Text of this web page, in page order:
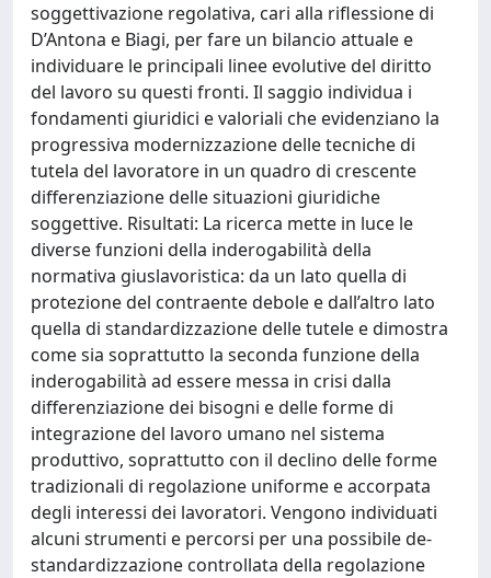
soggettivazione regolativa, cari alla riflessione di
D’Antona e Biagi, per fare un bilancio attuale e
individuare le principali linee evolutive del diritto
del lavoro su questi fronti. Il saggio individua i
fondamenti giuridici e valoriali che evidenziano la
progressiva modernizzazione delle tecniche di
tutela del lavoratore in un quadro di crescente
differenziazione delle situazioni giuridiche
soggettive. Risultati: La ricerca mette in luce le
diverse funzioni della inderogabilità della
normativa giuslavoristica: da un lato quella di
protezione del contraente debole e dall’altro lato
quella di standardizzazione delle tutele e dimostra
come sia soprattutto la seconda funzione della
inderogabilità ad essere messa in crisi dalla
differenziazione dei bisogni e delle forme di
integrazione del lavoro umano nel sistema
produttivo, soprattutto con il declino delle forme
tradizionali di regolazione uniforme e accorpata
degli interessi dei lavoratori. Vengono individuati
alcuni strumenti e percorsi per una possibile de-
standardizzazione controllata della regolazione